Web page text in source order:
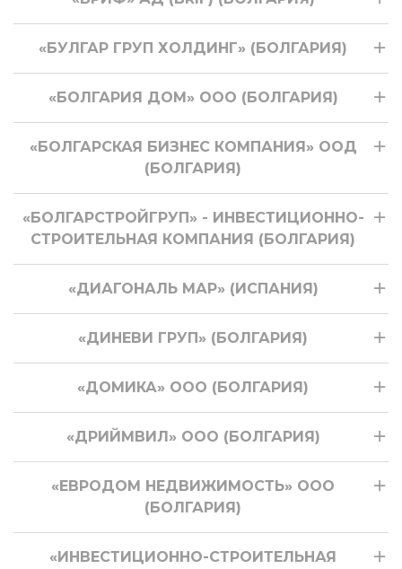
«БУЛГАР ГРУП ХОЛДИНГ» (БОЛГАРИЯ)
«БОЛГАРИЯ ДОМ» OOO (БОЛГАРИЯ)
«БОЛГАРСКАЯ БИЗНЕС КОМПАНИЯ» ООД
(БОЛГАРИЯ)
«БОЛГАРСТРОЙГРУП» - ИНВЕСТИЦИОННО-
СТРОИТЕЛЬНАЯ КОМПАНИЯ (БОЛГАРИЯ)
«ДИАГОНАЛЬ МАР» (ИСПАНИЯ)
«ДИНЕВИ ГРУП» (БОЛГАРИЯ)
«ДОМИКА» ООО (БОЛГАРИЯ)
«ДРИЙМВИЛ» ООО (БОЛГАРИЯ)
«ЕВРОДОМ НЕДВИЖИМОСТЬ» ООО
(БОЛГАРИЯ)
«ИНВЕСТИЦИОННО-СТРОИТЕЛЬНАЯ